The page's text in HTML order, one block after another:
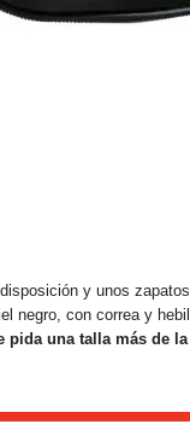
y unos
negro, con correa y
pida una talla más de